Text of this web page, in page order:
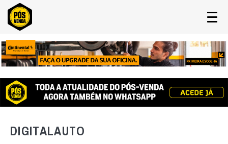
DIGITALAUTO